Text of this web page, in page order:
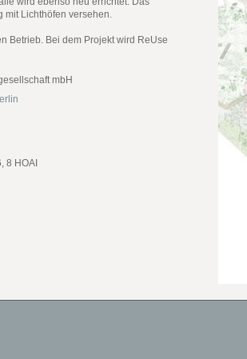
mit Lichthöfen versehen.
Betrieb. Bei dem Projekt wird ReUse
mbH
8 HOAI